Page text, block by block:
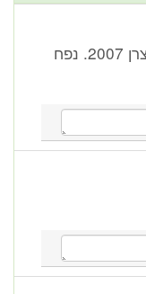
איזה מספר פלגים צריך לביואיק לוצרן 2007. נפח